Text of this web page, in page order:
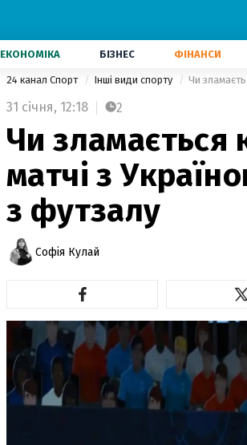
ЕКОНОМІКА БІЗНЕС ФІНАНСИ
24 канал Спорт Інші види спорту Чи
31 січня, 12:18 2
Чи зламається
матчі з
з футзалу
Софія Кулай